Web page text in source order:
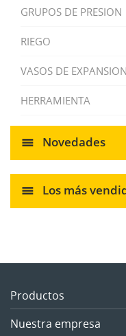
GRUPOS DE PRESION
RIEGO
VASOS DE
HERRAMIENTA
Novedades
Los más
Productos
Nuestra empresa